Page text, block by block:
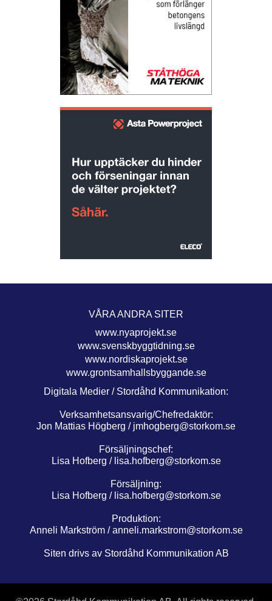
VÅRA ANDRA SITER
www.nyaprojekt.se
www.svenskbyggtidning.se
www.nordiskaprojekt.se
www.grontsamhallsbyggande.se
Digitala Medier / Stordåhd Kommunikation:
Verksamhetsansvarig/Chefredaktör:
Jon Mattias Högberg / jmhogberg@storkom.se
Försäljningschef:
Lisa Hofberg / lisa.hofberg@storkom.se
Försäljning:
Lisa Hofberg / lisa.hofberg@storkom.se
Produktion:
Anneli Markström /anneli.markstrom@storkom.se
Siten drivs av Stordåhd Kommunikation AB